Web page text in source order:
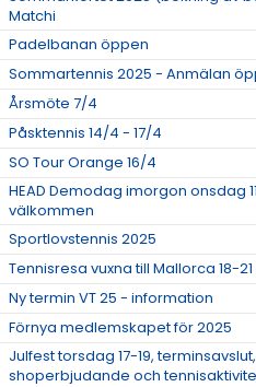
Matchi
Padelbanan öppen
Sommartennis 2025 - Anmälan
Årsmöte 7/4
Påsktennis 14/4 - 17/4
SO Tour Orange 16/4
HEAD Demodag imorgon onsdag
välkommen
Sportlovstennis 2025
Tennisresa vuxna till Mallorca 18-
Ny termin VT 25 - information
Förnya medlemskapet för 2025
Julfest torsdag 17-19, terminsavslut,
shoperbjudande och